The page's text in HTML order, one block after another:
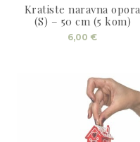
Kratiste naravna opora
(S) – 50 cm (5 kom)
6,00 €